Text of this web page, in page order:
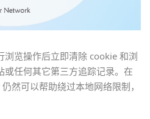
浏览操作后立即清除 cookie 和浏
或任何其它第三方追踪记录。在
然可以帮助绕过本地网络限制，